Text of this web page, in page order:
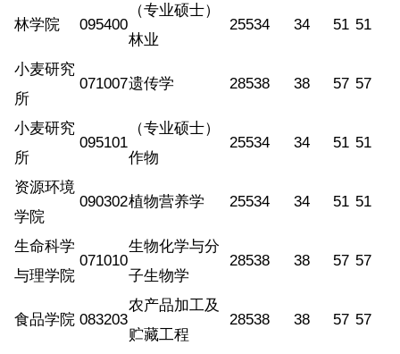
林学院 095400
（专业硕士）
林业
25534 34 51 51
小麦研究
所
071007遗传学 28538 38 57 57
小麦研究
所
095101
（专业硕士）
作物
25534 34 51 51
资源环境
学院
090302植物营养学 25534 34 51 51
生命科学
与理学院
071010
生物化学与分
子生物学
28538 38 57 57
食品学院 083203
农产品加工及
贮藏工程
28538 38 57 57